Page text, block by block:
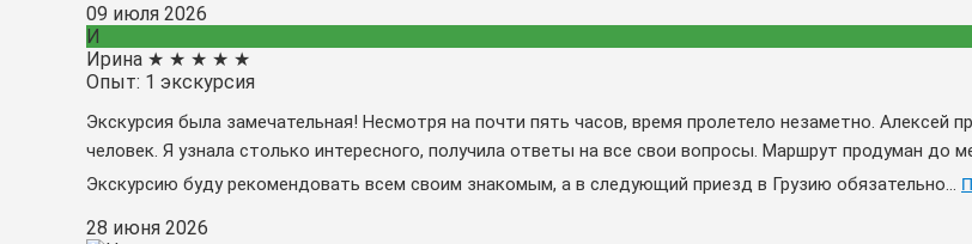
09 июля 2026
И
Ирина ★ ★ ★ ★ ★
Опыт: 1 экскурсия
Экскурсия была замечательная! Несмотря на почти пять часов, время пролетело незаметно. Алексей
человек. Я узнала столько интересного, получила ответы на все свои вопросы. Маршрут продуман до
Экскурсию буду рекомендовать всем своим знакомым, а в следующий приезд в Грузию обязательно...
28 июня 2026